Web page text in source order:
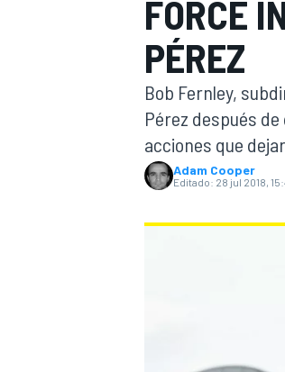
INDYCAR
FORCE
PÉREZ
Bob Fernley,
Pérez después
acciones que
Adam Cooper
Editado: 28 jul 2018,